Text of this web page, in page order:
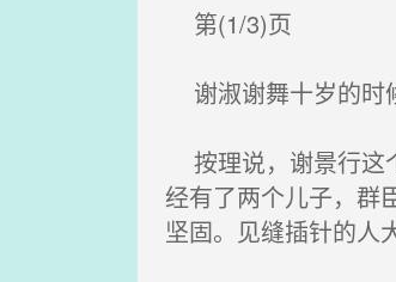
第(1/3)页
谢淑谢舞十岁的时
按理说，谢景行这
经有了两个儿子，群
坚固。见缝插针的人